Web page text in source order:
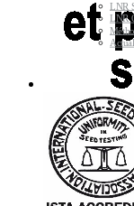
LNR
LNR